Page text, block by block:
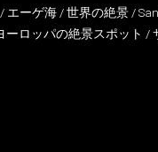
/ エーゲ海/世界の絶景/
ーロッパの絶景スポット /